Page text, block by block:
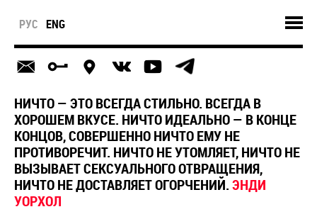
РУС ENG
НИЧТО — ЭТО ВСЕГДА СТИЛЬНО. ВСЕГДА В
ХОРОШЕМ ВКУСЕ. НИЧТО ИДЕАЛЬНО — В КОНЦЕ
КОНЦОВ, СОВЕРШЕННО НИЧТО ЕМУ НЕ
ПРОТИВОРЕЧИТ. НИЧТО НЕ УТОМЛЯЕТ, НИЧТО НЕ
ВЫЗЫВАЕТ СЕКСУАЛЬНОГО ОТВРАЩЕНИЯ,
НИЧТО НЕ ДОСТАВЛЯЕТ ОГОРЧЕНИЙ.ЭНДИ
УОРХОЛ